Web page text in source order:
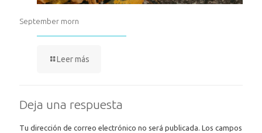
September morn
Leer más
Deja una respuesta
Tu dirección de correo electrónico no será publicada. Los campos